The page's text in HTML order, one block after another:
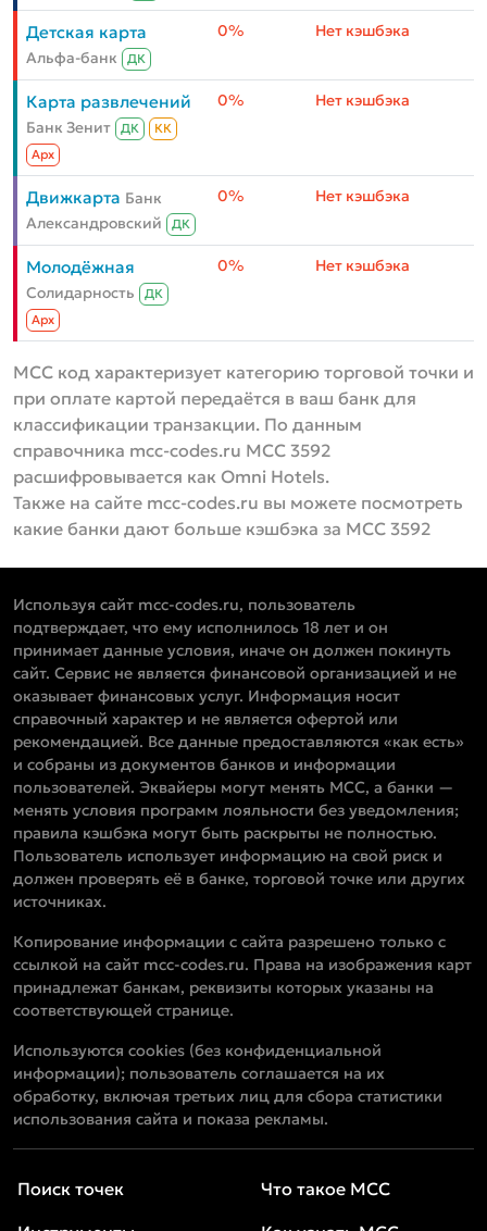
Детская карта
Альфа-банк ДК
0% Нет кэшбэка
Карта развлечений
Банк Зенит ДК
КК
Aрх
0% Нет кэшбэка
Движкарта Банк
Александровский
ДК
0% Нет кэшбэка
Молодёжная
Солидарность
ДК
Aрх
0% Нет кэшбэка
MCC код характеризует категорию торговой точки и
при оплате картой передаётся в ваш банк для
классификации транзакции. По данным
справочника mcc-codes.ru MCC 3592
расшифровывается как Omni Hotels.
Также на сайте mcc-codes.ru вы можете посмотреть
какие банки дают больше кэшбэка за MCC 3592
Используя сайт mcc-codes.ru, пользователь
подтверждает, что ему исполнилось 18 лет и он
принимает данные условия, иначе он должен покинуть
сайт. Сервис не является финансовой организацией и не
оказывает финансовых услуг. Информация носит
справочный характер и не является офертой или
рекомендацией. Все данные предоставляются «как есть»
и собраны из документов банков и информации
пользователей. Эквайеры могут менять MCC, а банки —
менять условия программ лояльности без уведомления;
правила кэшбэка могут быть раскрыты не полностью.
Пользователь использует информацию на свой риск и
должен проверять её в банке, торговой точке или других
источниках.
Копирование информации с сайта разрешено только с
ссылкой на сайт mcc-codes.ru. Права на изображения карт
принадлежат банкам, реквизиты которых указаны на
соответствующей странице.
Используются cookies (без конфиденциальной
информации); пользователь соглашается на их
обработку, включая третьих лиц для сбора статистики
использования сайта и показа рекламы.
Поиск точек
Что такое MCC